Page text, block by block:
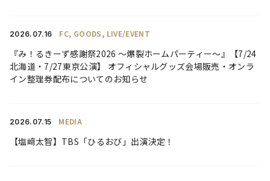
2026. 07.16 FC GOODS LIVE/EVENT
『み！るきーず感謝祭2026 〜爆裂ホームパーティー〜』【7/24
北海道・7/27東京公演】 オフィシャルグッズ会場販売・オンラ
イン整理券配布についてのお知らせ
2026. 07.15 MEDIA
【塩﨑太智】TBS「ひるおび」出演決定！